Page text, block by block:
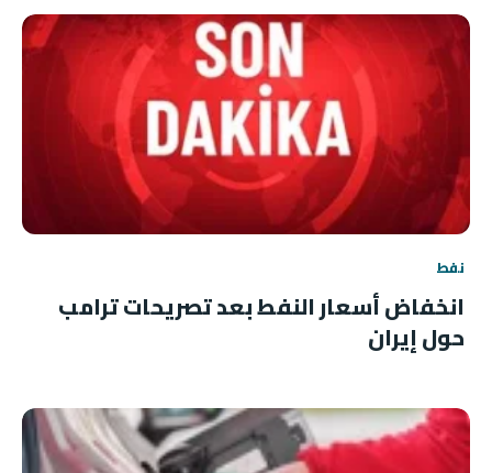
نفط
انخفاض أسعار النفط بعد تصريحات ترامب
حول إيران